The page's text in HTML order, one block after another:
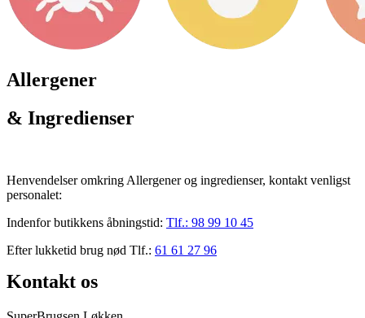
Allergener
& Ingredienser
Henvendelser omkring Allergener og ingredienser, kontakt venligst
personalet:
Indenfor butikkens åbningstid: Tlf.: 98 99 10 45
Efter lukketid brug nød Tlf.: 61 61 27 96
Kontakt os